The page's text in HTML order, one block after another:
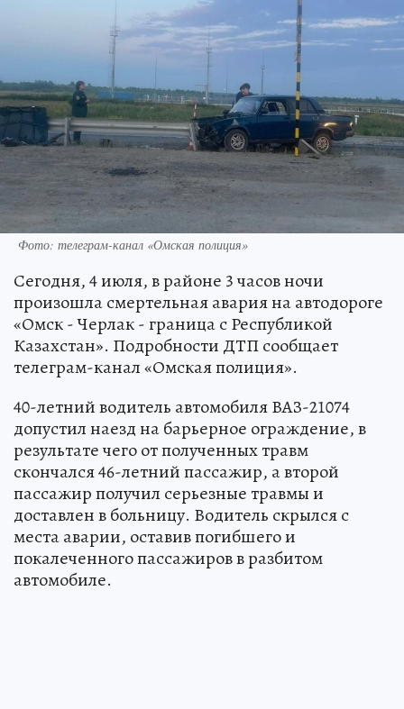
Фото: телеграм-канал «Омская полиция»
Сегодня, 4 июля, в районе 3 часов ночи
произошла смертельная авария на автодороге
«Омск - Черлак - граница с Республикой
Казахстан». Подробности ДТП сообщает
телеграм-канал «Омская полиция».
40-летний водитель автомобиля ВАЗ-21074
допустил наезд на барьерное ограждение, в
результате чего от полученных травм
скончался 46-летний пассажир, а второй
пассажир получил серьезные травмы и
доставлен в больницу. Водитель скрылся с
места аварии, оставив погибшего и
покалеченного пассажиров в разбитом
автомобиле.